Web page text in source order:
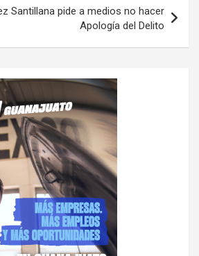
Santillana pide a medios no hacer
Apología del Delito